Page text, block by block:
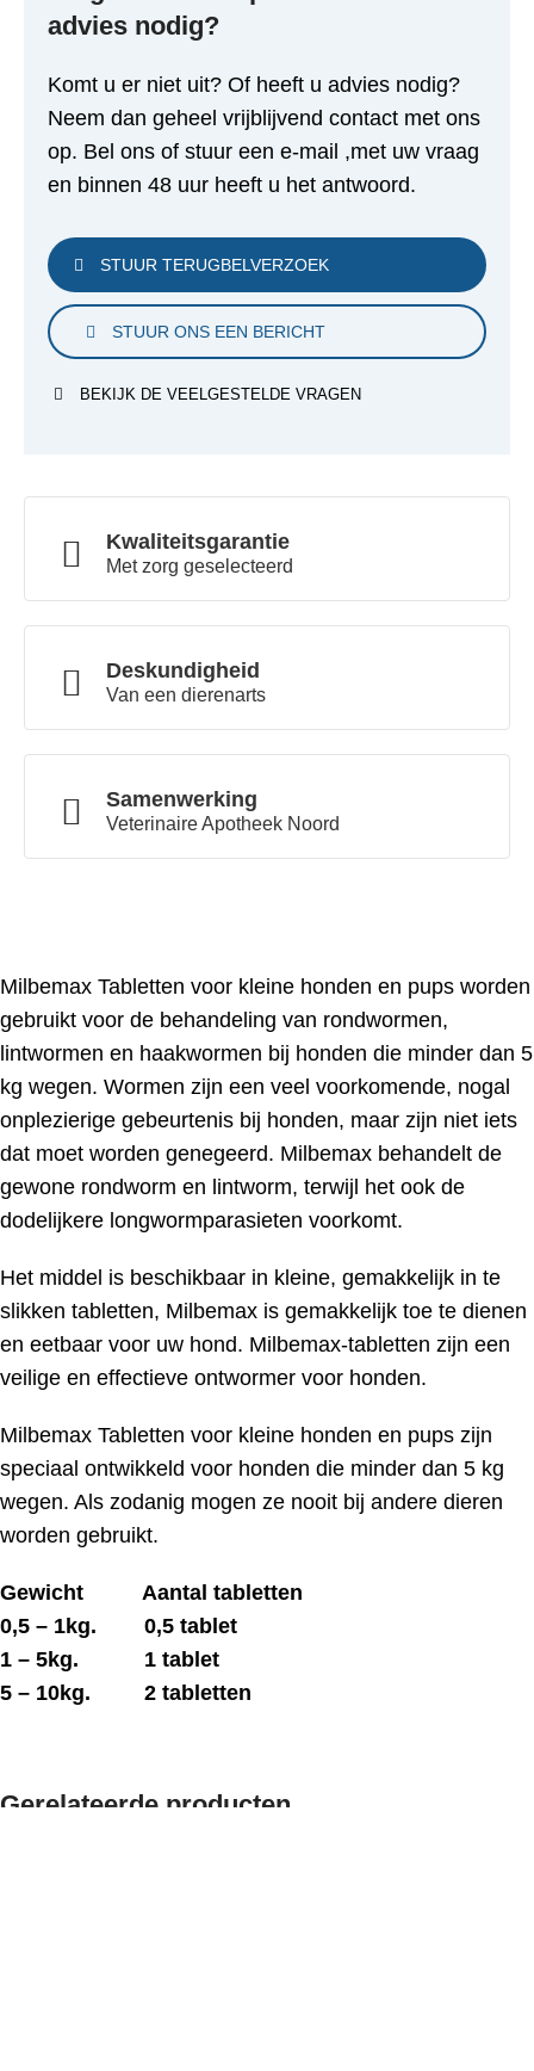
advies nodig?
Komt u er niet uit? Of heeft u advies nodig?
Neem dan geheel vrijblijvend contact met ons
op. Bel ons of stuur een e-mail ,met uw vraag
en binnen 48 uur heeft u het antwoord.
STUUR TERUGBELVERZOEK
STUUR ONS EEN BERICHT
BEKIJK DE VEELGESTELDE VRAGEN
Kwaliteitsgarantie
Met zorg geselecteerd
Deskundigheid
Van een dierenarts
Samenwerking
Veterinaire Apotheek Noord
Milbemax Tabletten voor kleine honden en pups worden
gebruikt voor de behandeling van rondwormen,
lintwormen en haakwormen bij honden die minder dan 5
kg wegen. Wormen zijn een veel voorkomende, nogal
onplezierige gebeurtenis bij honden, maar zijn niet iets
dat moet worden genegeerd. Milbemax behandelt de
gewone rondworm en lintworm, terwijl het ook de
dodelijkere longwormparasieten voorkomt.
Het middel is beschikbaar in kleine, gemakkelijk in te
slikken tabletten, Milbemax is gemakkelijk toe te dienen
en eetbaar voor uw hond. Milbemax-tabletten zijn een
veilige en effectieve ontwormer voor honden.
Milbemax Tabletten voor kleine honden en pups zijn
speciaal ontwikkeld voor honden die minder dan 5 kg
wegen. Als zodanig mogen ze nooit bij andere dieren
worden gebruikt.
Gewicht Aantal tabletten
0,5 – 1kg. 0,5 tablet
1 – 5kg. 1 tablet
5 – 10kg. 2 tabletten
Gerelateerde producten